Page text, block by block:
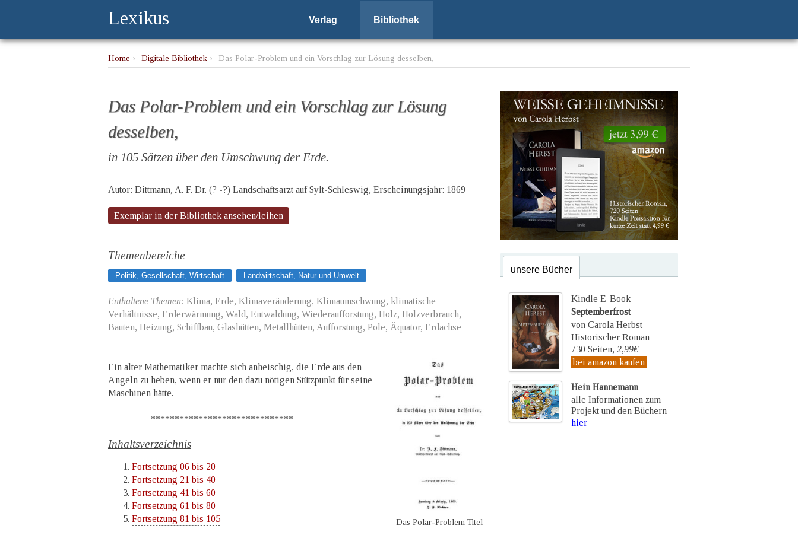
Lexikus Verlag Bibliothek
Home › Digitale Bibliothek › Das Polar-Problem und ein Vorschlag zur Lösung desselben,
Das Polar-Problem und ein Vorschlag zur Lösung
desselben,
in 105 Sätzen über den Umschwung der Erde.
Autor: Dittmann, A. F. Dr. (? -?) Landschaftsarzt auf Sylt-Schleswig, Erscheinungsjahr: 1869
Exemplar in der Bibliothek ansehen/leihen
Themenbereiche
Politik, Gesellschaft, Wirtschaft Landwirtschaft, Natur und Umwelt
Enthaltene Themen: Klima, Erde, Klimaveränderung, Klimaumschwung, klimatische
Verhältnisse, Erderwärmung, Wald, Entwaldung, Wiederaufforstung, Holz, Holzverbrauch,
Bauten, Heizung, Schiffbau, Glashütten, Metallhütten, Aufforstung, Pole, Äquator, Erdachse
Ein alter Mathematiker machte sich anheischig, die Erde aus den
Angeln zu heben, wenn er nur den dazu nötigen Stützpunkt für seine
Maschinen hätte.
******************************
Inhaltsverzeichnis
Fortsetzung 06 bis 20
Fortsetzung 21 bis 40
Fortsetzung 41 bis 60
Fortsetzung 61 bis 80
Fortsetzung 81 bis 105
Das Polar-Problem Titel
unsere Bücher
Kindle E-Book
Septemberfrost
von Carola Herbst
Historischer Roman
730 Seiten, 2,99€
bei amazon kaufen
Hein Hannemann
alle Informationen zum
Projekt und den Büchern
hier